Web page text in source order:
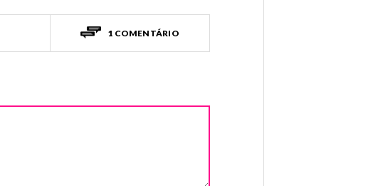
1 COMENTÁRIO